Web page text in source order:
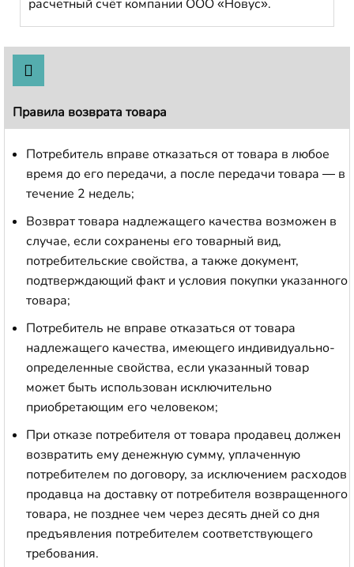
расчетный счёт компании ООО «Новус».
Правила возврата товара
Потребитель вправе отказаться от товара в любое
время до его передачи, а после передачи товара — в
течение 2 недель;
Возврат товара надлежащего качества возможен в
случае, если сохранены его товарный вид,
потребительские свойства, а также документ,
подтверждающий факт и условия покупки указанного
товара;
Потребитель не вправе отказаться от товара
надлежащего качества, имеющего индивидуально-
определенные свойства, если указанный товар
может быть использован исключительно
приобретающим его человеком;
При отказе потребителя от товара продавец должен
возвратить ему денежную сумму, уплаченную
потребителем по договору, за исключением расходов
продавца на доставку от потребителя возвращенного
товара, не позднее чем через десять дней со дня
предъявления потребителем соответствующего
требования.